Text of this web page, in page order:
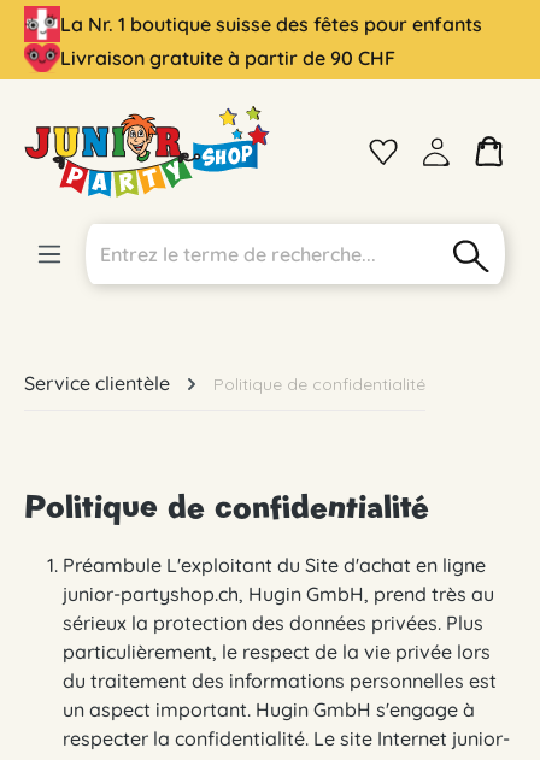
principal
La Nr. 1 boutique suisse des fêtes pour enfants
Livraison gratuite à partir de 90 CHF
Service clientèle Politique de confidentialité
Politique de confidentialité
Préambule L'exploitant du Site d'achat en ligne
junior-partyshop.ch, Hugin GmbH, prend très au
sérieux la protection des données privées. Plus
particulièrement, le respect de la vie privée lors
du traitement des informations personnelles est
un aspect important. Hugin GmbH s'engage à
respecter la confidentialité. Le site Internet junior-